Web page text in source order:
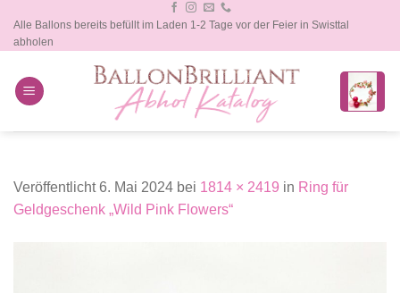
Inhalt
springen
Alle Ballons bereits befüllt im Laden 1-2 Tage vor der Feier in Swisttal
abholen
Veröffentlicht6. Mai 2024 bei 1814 × 2419 in Ring für
Geldgeschenk „Wild Pink Flowers“